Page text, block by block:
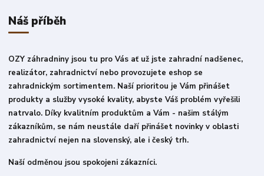
Náš příběh
OZY záhradniny jsou tu pro Vás ať už jste zahradní nadšenec,
realizátor, zahradnictví nebo provozujete eshop se
zahradnickým sortimentem. Naší prioritou je Vám přinášet
produkty a služby vysoké kvality, abyste Váš problém vyřešili
natrvalo. Díky kvalitním produktům a Vám - našim stálým
zákazníkům, se nám neustále daří přinášet novinky v oblasti
zahradnictví nejen na slovenský, ale i český trh.
Naší odměnou jsou spokojeni zákazníci.